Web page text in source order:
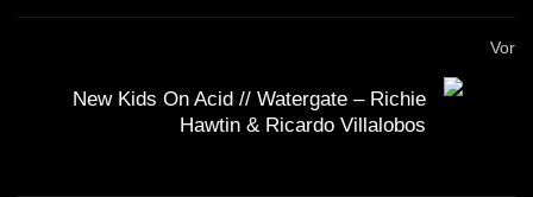
Vor
New Kids On Acid // Watergate – Richie
Hawtin & Ricardo Villalobos